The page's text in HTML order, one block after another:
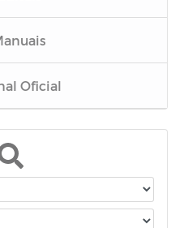
Oficial
do Município